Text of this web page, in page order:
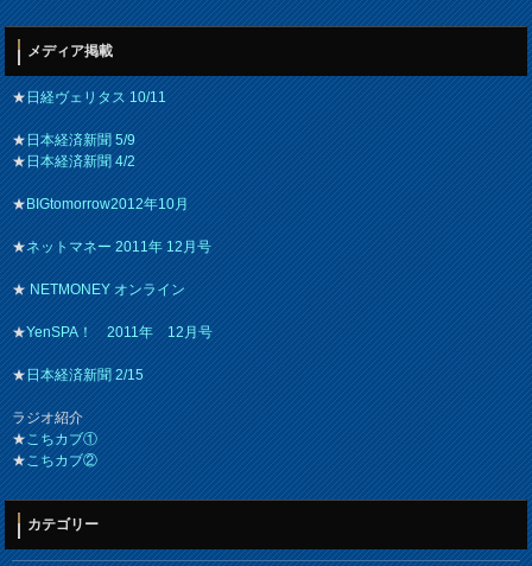
メディア掲載
★日経ヴェリタス 10/11
★日本経済新聞 5/9
★日本経済新聞 4/2
★BIGtomorrow2012年10月
★ネットマネー 2011年 12月号
★NETMONEY オンライン
★YenSPA！ 2011年 12月号
★日本経済新聞 2/15
ラジオ紹介
★こちカブ①
★こちカブ②
カテゴリー